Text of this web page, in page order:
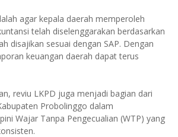
agar kepala daerah memperoleh
telah diselenggarakan berdasarkan
disajikan sesuai dengan SAP. Dengan
keuangan daerah dapat terus
reviu LKPD juga menjadi bagian dari
Probolinggo dalam
Wajar Tanpa Pengecualian (WTP) yang